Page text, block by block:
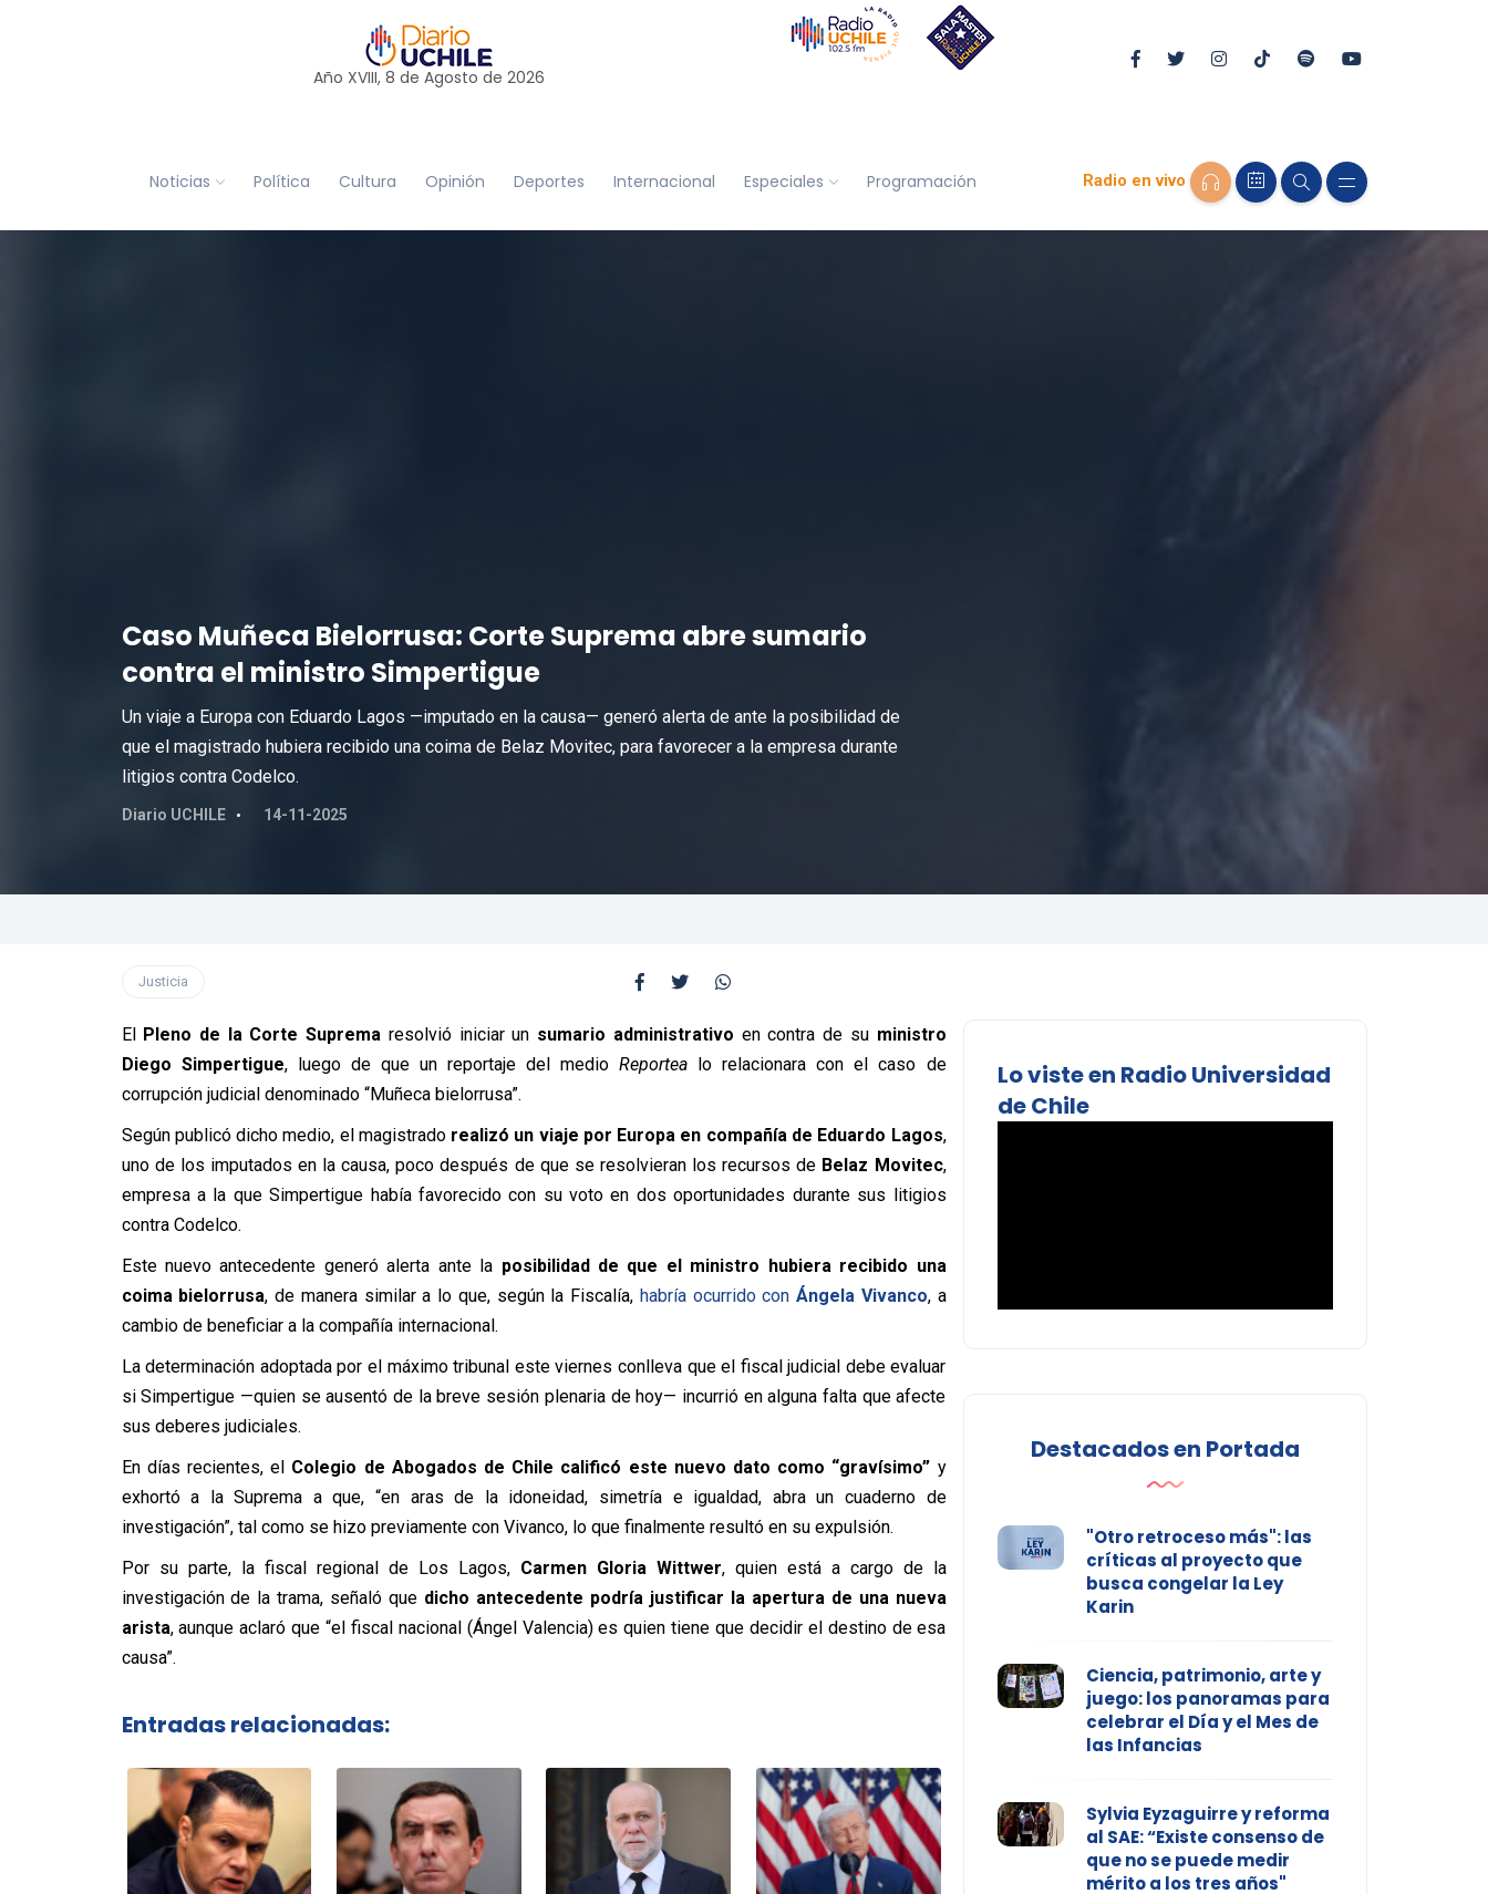
Año XVIII, 8 de Agosto de 2026
Noticias Política Cultura Opinión Deportes Internacional Especiales Programación Radio en vivo
Caso Muñeca Bielorrusa: Corte Suprema abre sumario
contra el ministro Simpertigue
Un viaje a Europa con Eduardo Lagos —imputado en la causa— generó alerta de ante la posibilidad de
que el magistrado hubiera recibido una coima de Belaz Movitec, para favorecer a la empresa durante
litigios contra Codelco.
Diario UCHILE 14-11-2025
Justicia
El Pleno de la Corte Suprema resolvió iniciar un sumario administrativo en contra de su ministro
Diego Simpertigue, luego de que un reportaje del medioReportea lo relacionara con el caso de
corrupción judicial denominado “Muñeca bielorrusa”.
Según publicó dicho medio, el magistradorealizó un viaje por Europa en compañía de Eduardo Lagos,
uno de los imputados en la causa, poco después de que se resolvieran los recursos de Belaz Movitec,
empresa a la que Simpertigue había favorecido con su voto en dos oportunidades durante sus litigios
contra Codelco.
Este nuevo antecedente generó alerta ante la posibilidad de que el ministro hubiera recibido una
coima bielorrusa, de manera similar a lo que, según la Fiscalía, habría ocurrido con Ángela Vivanco, a
cambio de beneficiar a la compañía internacional.
La determinación adoptada por el máximo tribunal este viernes conlleva que el fiscal judicial debe evaluar
si Simpertigue —quien se ausentó de la breve sesión plenaria de hoy— incurrió en alguna falta que afecte
sus deberes judiciales.
En días recientes, el Colegio de Abogados de Chile calificó este nuevo dato como “gravísimo” y
exhortó a la Suprema a que, “en aras de la idoneidad, simetría e igualdad, abra un cuaderno de
investigación”, tal como se hizo previamente con Vivanco, lo que finalmente resultó en su expulsión.
Por su parte, la fiscal regional de Los Lagos, Carmen Gloria Wittwer, quien está a cargo de la
investigación de la trama, señaló que dicho antecedente podría justificar la apertura de una nueva
arista, aunque aclaró que “el fiscal nacional (Ángel Valencia) es quien tiene que decidir el destino de esa
causa”.
Entradas relacionadas:
Lo viste en Radio Universidad
de Chile
Destacados en Portada
"Otro retroceso más": las
críticas al proyecto que
busca congelar la Ley
Karin
Ciencia, patrimonio, arte y
juego: los panoramas para
celebrar el Día y el Mes de
las Infancias
Sylvia Eyzaguirre y reforma
al SAE: “Existe consenso de
que no se puede medir
mérito a los tres años"